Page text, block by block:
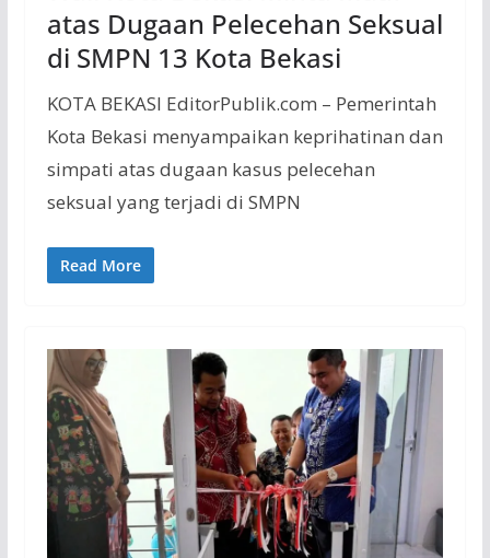
atas Dugaan Pelecehan Seksual
di SMPN 13 Kota Bekasi
KOTA BEKASI EditorPublik.com – Pemerintah
Kota Bekasi menyampaikan keprihatinan dan
simpati atas dugaan kasus pelecehan
seksual yang terjadi di SMPN
Read More